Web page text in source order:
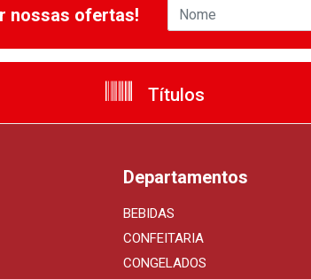
nossas ofertas!
Títulos
Departamentos
BEBIDAS
CONFEITARIA
CONGELADOS